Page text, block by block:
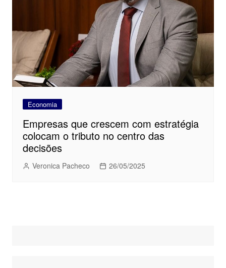
Economia
Empresas que crescem com estratégia
colocam o tributo no centro das
decisões
Veronica Pacheco 26/05/2025